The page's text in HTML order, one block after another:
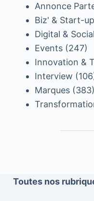
Annonce
Biz' & Start-up
Digital &
Events(247)
Innovation &
Interview
Marques(383)
Toutes nos